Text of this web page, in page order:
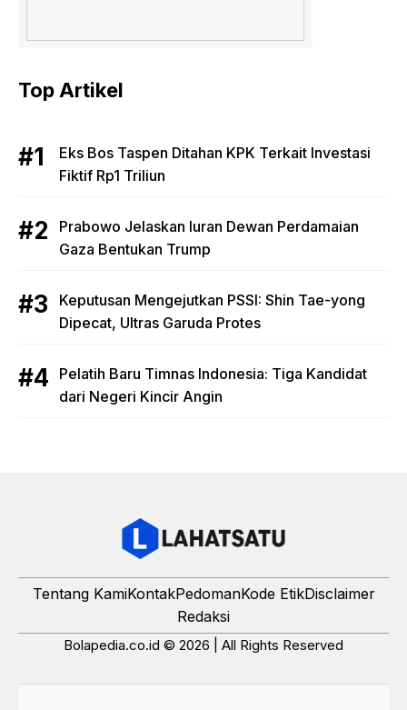
Top Artikel
Eks Bos Taspen Ditahan KPK Terkait Investasi
Fiktif Rp1 Triliun
Prabowo Jelaskan Iuran Dewan Perdamaian
Gaza Bentukan Trump
Keputusan Mengejutkan PSSI: Shin Tae-yong
Dipecat, Ultras Garuda Protes
Pelatih Baru Timnas Indonesia: Tiga Kandidat
dari Negeri Kincir Angin
Tentang KamiKontakPedomanKode EtikDisclaimer
Redaksi
Bolapedia.co.id © 2026 | All Rights Reserved